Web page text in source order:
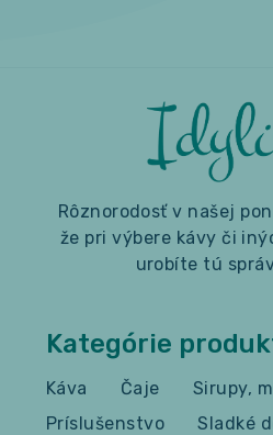
Rôznorodosť v našej
že pri výbere kávy či
urobíte tú
Kategórie
Káva Čaje
Sirupy,
Príslušenstvo
Sladké